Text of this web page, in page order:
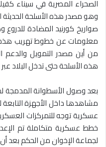
الصحراء المصرية في سيناء
وهو مصدر هذه الأسلحة الحديثة
صواريخ كورنيد المضادة
معلومات عن خطوط تهريب هذه
من أين مصدر التمويل
هذه الأسلحة حتى تدخل البلاد عبر
بعد وصول الأسطوانة المدمجة
مشاهدها داخل الأجهزة
عسكرية توجه للتمركزات
خطط عسكرية متكاملة تم
لجماعة الإخوان من الحكم بعد